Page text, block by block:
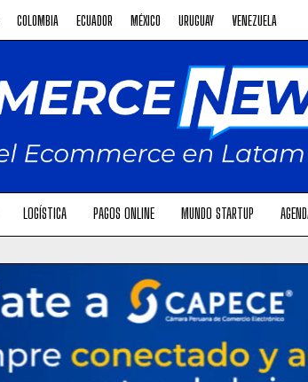
COLOMBIA ECUADOR MÉXICO URUGUAY VENEZUELA
LOGÍSTICA PAGOS ONLINE MUNDO STARTUP